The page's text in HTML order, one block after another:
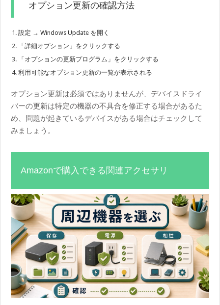
オプション更新の確認方法
設定 → Windows Update を開く
「詳細オプション」をクリックする
「オプションの更新プログラム」をクリックする
利用可能なオプション更新の一覧が表示される
オプション更新は必須ではありませんが、デバイスドライ
バーの更新は特定の機器の不具合を修正する場合があるた
め、問題が起きているデバイスがある場合はチェックして
みましょう。
Amazonで購入できる関連アクセサリ